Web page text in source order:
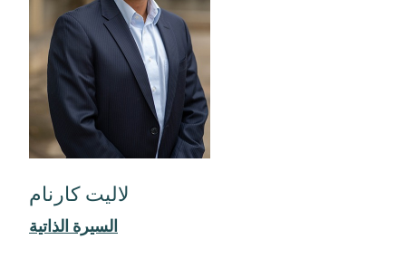
لاليت كارنام
السيرة الذاتية